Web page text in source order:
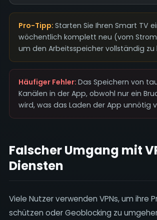
Pro-Tipp: Starten Sie Ihren Smart TV
wöchentlich komplett neu (vom
um den Arbeitsspeicher vollständig zu
Häufiger Fehler: Das Speichern von
Kanälen in der App, obwohl nur ein
wird, was das Laden der App unnötig
Falscher Umgang mit
Diensten
Viele Nutzer verwenden VPNs, um ihre
schützen oder Geoblocking zu